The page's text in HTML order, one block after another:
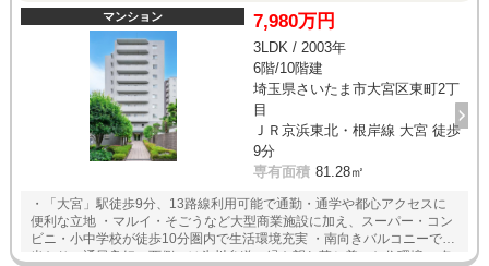
マンション 7,980万円
3LDK / 2003年
6階/10階建
埼玉県さいたま市大宮区東町2丁
目
ＪＲ京浜東北・根岸線 大宮 徒歩
9分
専有面積 81.28㎡
・「大宮」駅徒歩9分、13路線利用可能で通勤・通学や都心アクセスに
便利な立地 ・マルイ・そごうなど大型商業施設に加え、スーパー・コン
ビニ・小中学校が徒歩10分圏内で生活環境充実 ・南向きバルコニーで陽
当たり・通風良好、西側には氷川参道の緑を望む落ち着いた住環境 ・各